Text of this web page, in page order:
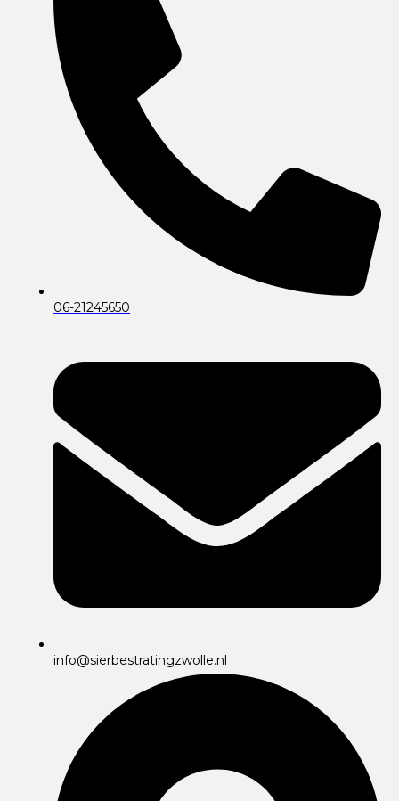
06-21245650
info@sierbestratingzwolle.nl